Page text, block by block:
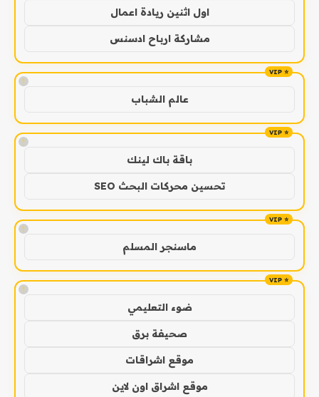
اول اثنين ريادة اعمال
مشاركة ارباح ادسنس
!
عالم الشباب
!
باقة باك لينك
تحسين محركات البحث SEO
!
ماسنجر المسلم
!
ضوء التعليمي
صحيفة برق
موقع اشراقات
موقع اشراق اون لاين